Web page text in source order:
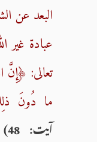
البعد عن
عبادة غير
تعالى: ﴿إِنَّ
ما دُونَ
آیت: 48) (